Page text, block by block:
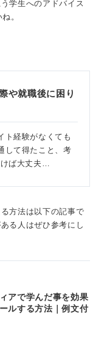
れた方々に寄り添
気持ちを汲み取
仕事でも活かして
だったのですが、
え、語学の勉強に
勉強の成果もあ
学力を仕事で活か
学生へのアドバイス
。
や就職後に困り
経験がなくても
して得たこと、考
ば大丈夫…
方法は以下の記事で
る人はぜひ参考にし
アで学んだ事を効果
ルする方法｜例文付